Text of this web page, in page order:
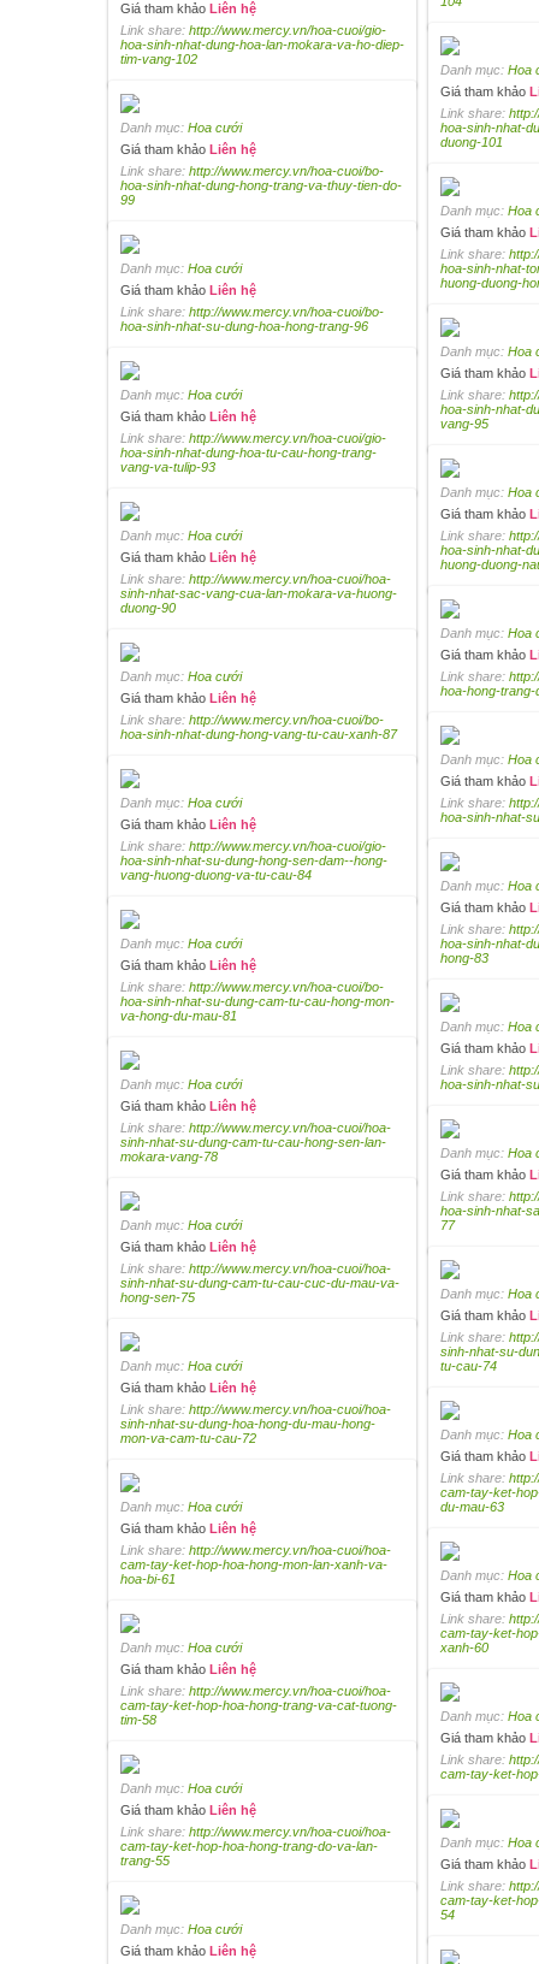
Giá tham khảo Liên hệ
Link share: http://www.mercy.vn/hoa-cuoi/gio-
hoa-sinh-nhat-dung-hoa-lan-mokara-va-ho-diep-
tim-vang-102
Danh mục: Hoa
Giá tham khảo
Link share:
hoa-sinh-nhat-
duong-101
Danh mục: Hoa cưới
Giá tham khảo Liên hệ
Link share: http://www.mercy.vn/hoa-cuoi/bo-
hoa-sinh-nhat-dung-hong-trang-va-thuy-tien-do-
99
Danh mục: Hoa
Giá tham khảo
Link share:
hoa-sinh-nhat-
huong-duong-
Danh mục: Hoa cưới
Giá tham khảo Liên hệ
Link share: http://www.mercy.vn/hoa-cuoi/bo-
hoa-sinh-nhat-su-dung-hoa-hong-trang-96
Danh mục: Hoa
Giá tham khảo
Link share:
hoa-sinh-nhat-
vang-95
Danh mục: Hoa cưới
Giá tham khảo Liên hệ
Link share: http://www.mercy.vn/hoa-cuoi/gio-
hoa-sinh-nhat-dung-hoa-tu-cau-hong-trang-
vang-va-tulip-93
Danh mục: Hoa
Giá tham khảo
Link share:
hoa-sinh-nhat-
huong-duong-
Danh mục: Hoa cưới
Giá tham khảo Liên hệ
Link share: http://www.mercy.vn/hoa-cuoi/hoa-
sinh-nhat-sac-vang-cua-lan-mokara-va-huong-
duong-90
Danh mục: Hoa
Giá tham khảo
Link share:
hoa-hong-trang-
Danh mục: Hoa cưới
Giá tham khảo Liên hệ
Link share: http://www.mercy.vn/hoa-cuoi/bo-
hoa-sinh-nhat-dung-hong-vang-tu-cau-xanh-87
Danh mục: Hoa
Giá tham khảo
Link share:
hoa-sinh-nhat-
Danh mục: Hoa cưới
Giá tham khảo Liên hệ
Link share: http://www.mercy.vn/hoa-cuoi/gio-
hoa-sinh-nhat-su-dung-hong-sen-dam--hong-
vang-huong-duong-va-tu-cau-84
Danh mục: Hoa
Giá tham khảo
Link share:
hoa-sinh-nhat-
hong-83
Danh mục: Hoa cưới
Giá tham khảo Liên hệ
Link share: http://www.mercy.vn/hoa-cuoi/bo-
hoa-sinh-nhat-su-dung-cam-tu-cau-hong-mon-
va-hong-du-mau-81
Danh mục: Hoa
Giá tham khảo
Link share:
hoa-sinh-nhat-
Danh mục: Hoa cưới
Giá tham khảo Liên hệ
Link share: http://www.mercy.vn/hoa-cuoi/hoa-
sinh-nhat-su-dung-cam-tu-cau-hong-sen-lan-
mokara-vang-78
Danh mục: Hoa
Giá tham khảo
Link share:
hoa-sinh-nhat-
77
Danh mục: Hoa cưới
Giá tham khảo Liên hệ
Link share: http://www.mercy.vn/hoa-cuoi/hoa-
sinh-nhat-su-dung-cam-tu-cau-cuc-du-mau-va-
hong-sen-75
Danh mục: Hoa
Giá tham khảo
Link share:
sinh-nhat-su-
tu-cau-74
Danh mục: Hoa cưới
Giá tham khảo Liên hệ
Link share: http://www.mercy.vn/hoa-cuoi/hoa-
sinh-nhat-su-dung-hoa-hong-du-mau-hong-
mon-va-cam-tu-cau-72
Danh mục: Hoa
Giá tham khảo
Link share:
cam-tay-ket-
du-mau-63
Danh mục: Hoa cưới
Giá tham khảo Liên hệ
Link share: http://www.mercy.vn/hoa-cuoi/hoa-
cam-tay-ket-hop-hoa-hong-mon-lan-xanh-va-
hoa-bi-61
Danh mục: Hoa
Giá tham khảo
Link share:
cam-tay-ket-
xanh-60
Danh mục: Hoa cưới
Giá tham khảo Liên hệ
Link share: http://www.mercy.vn/hoa-cuoi/hoa-
cam-tay-ket-hop-hoa-hong-trang-va-cat-tuong-
tim-58
Danh mục: Hoa
Giá tham khảo
Link share:
cam-tay-ket-
Danh mục: Hoa cưới
Giá tham khảo Liên hệ
Link share: http://www.mercy.vn/hoa-cuoi/hoa-
cam-tay-ket-hop-hoa-hong-trang-do-va-lan-
trang-55
Danh mục: Hoa
Giá tham khảo
Link share:
cam-tay-ket-
54
Danh mục: Hoa cưới
Giá tham khảo Liên hệ